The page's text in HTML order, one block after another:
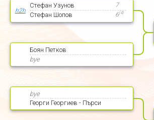
Стефан Узунов 7
Стефан Шопов 6(4)
h2h
Боян Петков
bye
bye
Георги Георгиев - Пърси